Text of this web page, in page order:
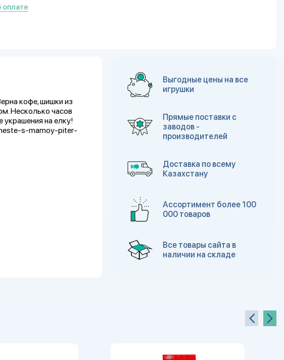
кофе, шишки из
Несколько часов
украшения на елку!
s-mamoy-piter-
Выгодные цены на все
игрушки
Прямые поставки с
заводов -
производителей
Доставка по всему
Казахстану
Ассортимент более 100
000 товаров
Все товары сайта в
наличии на складе